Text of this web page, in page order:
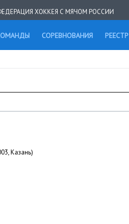
ХОККЕЯ С МЯЧОМ РОССИИ
СОРЕВНОВАНИЯ РЕЕСТР
Казань)